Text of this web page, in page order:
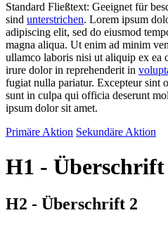
Standard Fließtext: Geeignet für
sind unterstrichen. Lorem ipsum
adipiscing elit, sed do eiusmod
magna aliqua. Ut enim ad minim
ullamco laboris nisi ut aliquip ex ea
irure dolor in reprehenderit in
fugiat nulla pariatur. Excepteur sint
sunt in culpa qui officia deserunt
ipsum dolor sit amet.
Primäre Aktion Sekundäre Aktion
H1 - Überschrift
H2 - Überschrift 2